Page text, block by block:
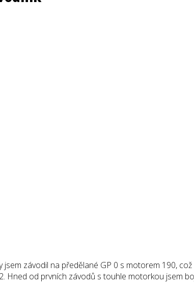
závodil na předělané GP 0 s motorem 190,
Hned od prvních závodů s touhle motorkou jsem